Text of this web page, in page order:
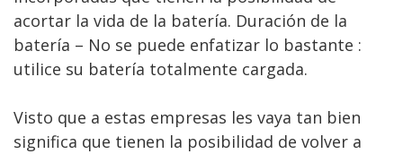
acortar la vida de la batería. Duración de la
batería – No se puede enfatizar lo bastante :
utilice su batería totalmente cargada.
Visto que a estas empresas les vaya tan bien
significa que tienen la posibilidad de volver a